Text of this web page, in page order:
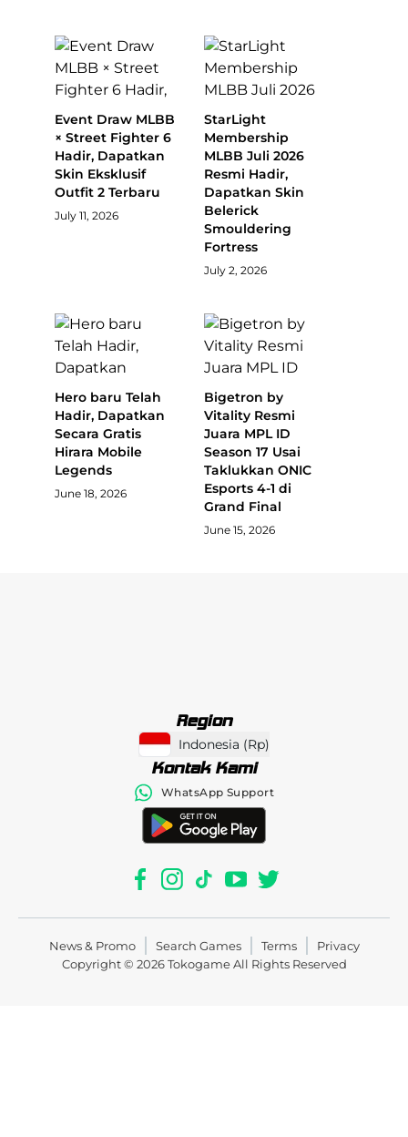
Event Draw MLBB
× Street Fighter 6
Hadir, Dapatkan
Skin Eksklusif
Outfit 2 Terbaru
July 11, 2026
StarLight
Membership
MLBB Juli 2026
Resmi Hadir,
Dapatkan Skin
Belerick
Smouldering
Fortress
July 2, 2026
Hero baru Telah
Hadir, Dapatkan
Secara Gratis
Hirara Mobile
Legends
June 18, 2026
Bigetron by
Vitality Resmi
Juara MPL ID
Season 17 Usai
Taklukkan ONIC
Esports 4-1 di
Grand Final
June 15, 2026
Region
Indonesia (Rp)
Kontak Kami
WhatsApp Support
News & Promo Search Games Terms
Privacy
Copyright © 2026TokogameAll Rights Reserved